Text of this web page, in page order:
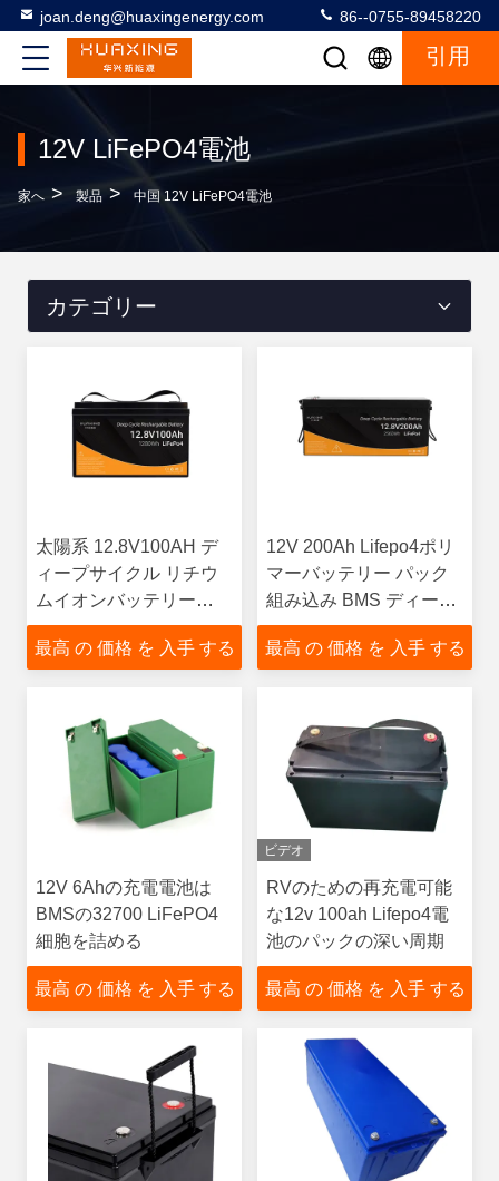
joan.deng@huaxingenergy.com 86--0755-89458220
引用
12V LiFePO4電池
家へ > 製品 > 中国 12V LiFePO4電池
カテゴリー
太陽系 12.8V100AH デ
ィープサイクル リチウ
ムイオンバッテリー
BMS を備えた汎用軽量
バッテリー
最高 の 価格 を 入手 する
12V 200Ah Lifepo4ポリ
マーバッテリー パック
組み込み BMS ディープ
サイクル 12.8V 電動三
輪キャンプ用
最高 の 価格 を 入手 する
12V 6Ahの充電電池は
BMSの32700 LiFePO4
細胞を詰める
最高 の 価格 を 入手 する
ビデオ
RVのための再充電可能
な12v 100ah Lifepo4電
池のパックの深い周期
最高 の 価格 を 入手 する